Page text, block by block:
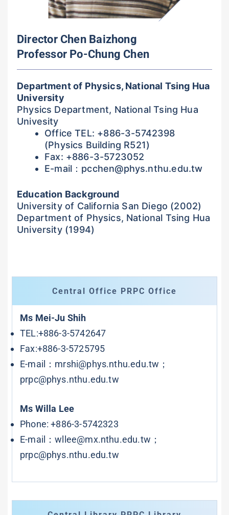
Director Chen Baizhong
Professor Po-Chung Chen
Department of Physics, National Tsing Hua
University
Physics Department, National Tsing Hua
Univesity
Office TEL: +886-3-5742398
(Physics Building R521)
Fax: +886-3-5723052
E-mail： pcchen@phys.nthu.edu.tw
Education Background
University of California San Diego (2002)
Department of Physics, National Tsing Hua
University (1994)
Central Office PRPC Office
Ms Mei-Ju Shih
TEL:+886-3-5742647
Fax:+886-3-5725795
E-mail： mrshi@phys.nthu.edu.tw ；
prpc@phys.nthu.edu.tw
Ms Willa Lee
Phone: +886-3-5742323
E-mail：wllee@mx.nthu.edu.tw ；
prpc@phys.nthu.edu.tw